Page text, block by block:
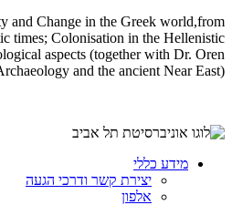
and Change in the Greek world,from
times; Colonisation in the Hellenistic
aspects (together with Dr. Oren
and the ancient Near East)
מידע כללי
יצירת קשר ודרכי הגעה
אלפון